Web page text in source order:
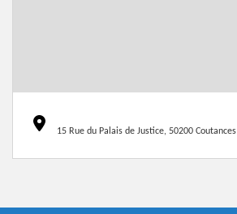
15 Rue du Palais de Justice, 50200 Coutances